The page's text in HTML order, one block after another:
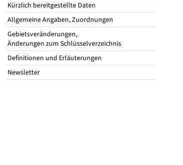
Kürzlich bereitgestellte Daten
Allgemeine Angaben, Zuordnungen
Gebietsveränderungen,
Änderungen zum Schlüsselverzeichnis
Definitionen und Erläuterungen
Newsletter